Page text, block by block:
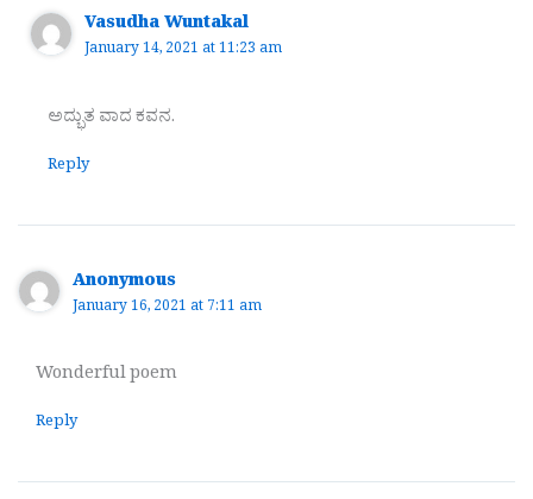
Vasudha Wuntakal
January 14, 2021 at 11:23 am
ಅದ್ಭುತ ವಾದ ಕವನ.
Reply
Anonymous
January 16, 2021 at 7:11 am
Wonderful poem
Reply